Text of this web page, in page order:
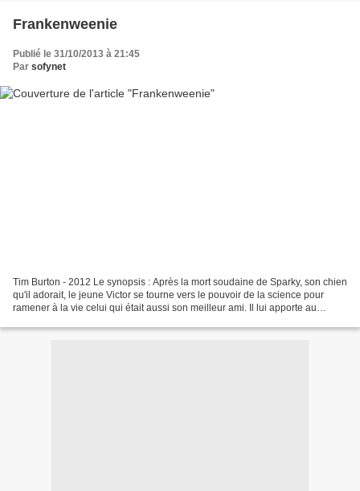
Frankenweenie
Publié le 31/10/2013 à 21:45
Par sofynet
Tim Burton - 2012 Le synopsis : Après la mort soudaine de Sparky, son chien
qu'il adorait, le jeune Victor se tourne vers le pouvoir de la science pour
ramener à la vie celui qui était aussi son meilleur ami. Il lui apporte au